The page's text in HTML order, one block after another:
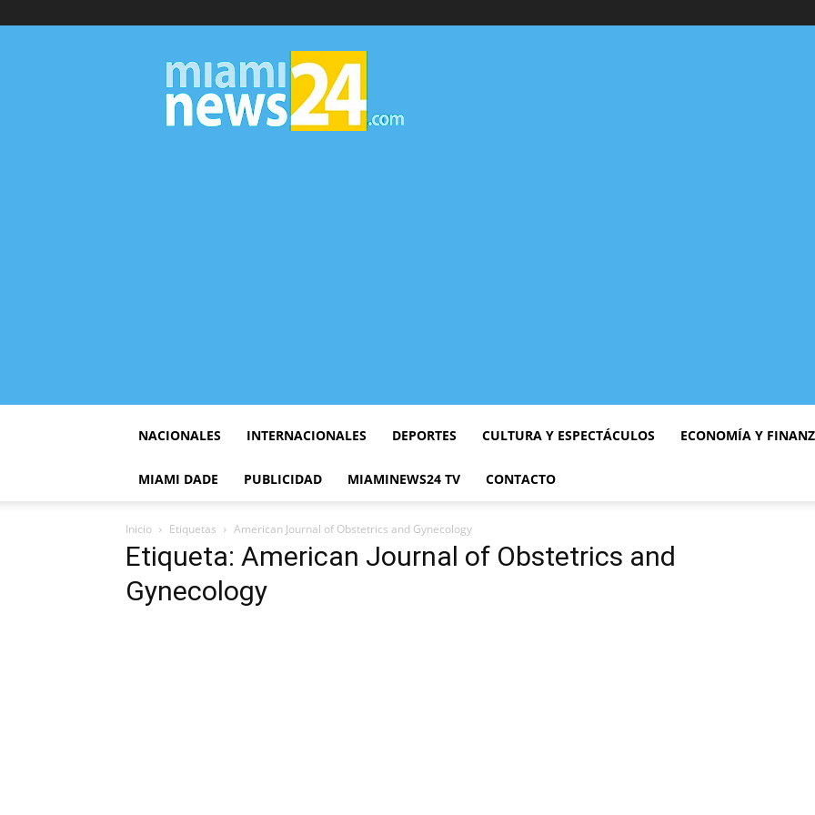
▷
Miami
News
24
NACIONALES INTERNACIONALES DEPORTES CULTURA Y ESPECTÁCULOS ECONOMÍA Y
MIAMI DADE PUBLICIDAD MIAMINEWS24 TV CONTACTO
Inicio Etiquetas American Journal of Obstetrics and Gynecology
Etiqueta: American Journal of Obstetrics and
Gynecology